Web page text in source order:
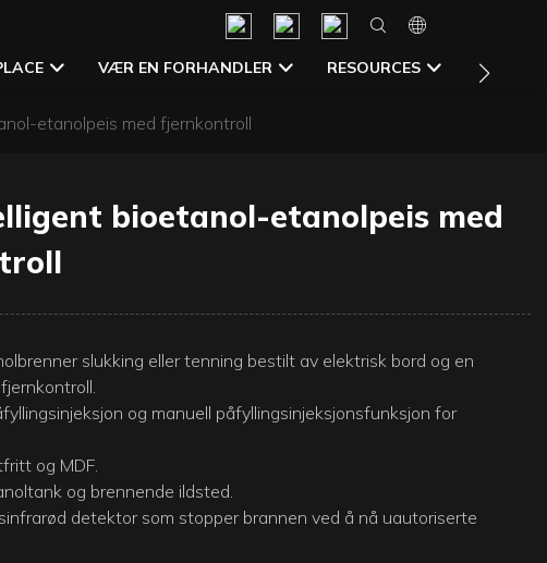
VÆR EN FORHANDLER RESOURCES
etanolpeis med fjernkontroll
bioetanol-etanolpeis med
slukking eller tenning bestilt av elektrisk bord og en
og manuell påfyllingsinjeksjonsfunksjon for
og MDF.
og brennende ildsted.
detektor som stopper brannen ved å nå uautoriserte